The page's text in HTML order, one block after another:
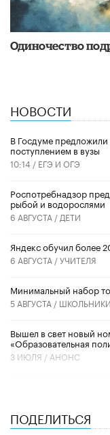
Одиночество
НОВОСТИ
В Госдуме
поступлением в вузы
10:14 / ЕГЭ И ОГЭ
Роспотребнадзор
рыбой и водорослями
6 АВГУСТА / ДЕТИ
​Яндекс обучил более
6 АВГУСТА /УЧИТЕЛЯ
Минимальный набор
5 АВГУСТА / ШКОЛЬНИКИ
Вышел в свет новый
«Образовательная
3 ИЮЛЯ / АНОНС
ПОДЕЛИТЬСЯ